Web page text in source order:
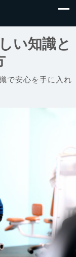
い知識と
で安心を手に入れ